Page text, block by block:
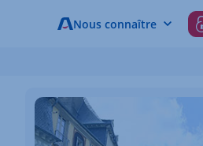
Nous connaître